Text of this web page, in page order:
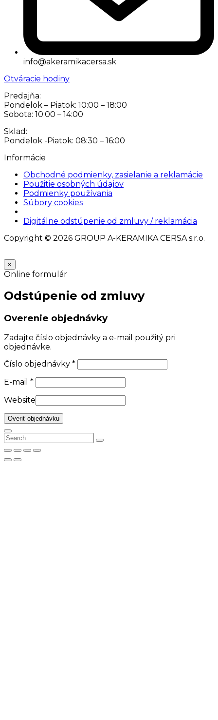
info@akeramikacersa.sk
Otváracie hodiny
Predajňa:
Pondelok – Piatok: 10:00 – 18:00
Sobota: 10:00 – 14:00
Sklad:
Pondelok -Piatok: 08:30 – 16:00
Informácie
Obchodné podmienky, zasielanie a reklamácie
Použitie osobných údajov
Podmienky používania
Súbory cookies
Digitálne odstúpenie od zmluvy / reklamácia
Copyright © 2026 GROUP A-KERAMIKA CERSA s.r.o.
×
Online formulár
Odstúpenie od zmluvy
Overenie objednávky
Zadajte číslo objednávky a e-mail použitý pri
objednávke.
Číslo objednávky *
E-mail *
Website
Overiť objednávku